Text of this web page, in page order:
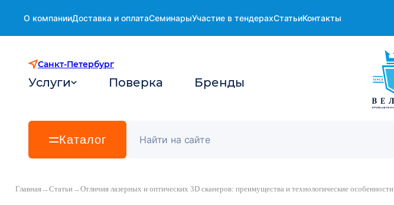
О компанииДоставка и оплатаСеминарыУчастие в тендерахСтатьиКонтакты
Санкт-Петербург
Услуги Поверка Бренды
Каталог
Главная→ Статьи→ Отличия лазерных и оптических 3D сканеров: преимущества и технологические особенности